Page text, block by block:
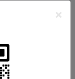
企业的市场竞争
。
×